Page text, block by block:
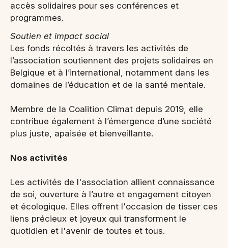
accès solidaires pour ses conférences et
programmes.
Soutien et impact social
Les fonds récoltés à travers les activités de
l’association soutiennent des projets solidaires en
Belgique et à l’international, notamment dans les
domaines de l’éducation et de la santé mentale.
Membre de la Coalition Climat depuis 2019, elle
contribue également à l’émergence d’une société
plus juste, apaisée et bienveillante.
Nos activités
Les activités de l'association allient connaissance
de soi, ouverture à l’autre et engagement citoyen
et écologique. Elles offrent l'occasion de tisser ces
liens précieux et joyeux qui transforment le
quotidien et l'avenir de toutes et tous.